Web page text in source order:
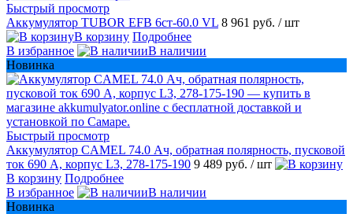
Быстрый просмотр
Аккумулятор TUBOR EFB 6ст-60.0 VL 8 961 руб. / шт
В корзину Подробнее
В избранное
В наличии
Новинка
Быстрый просмотр
Аккумулятор CAMEL 74.0 Ач, обратная полярность, пусковой
ток 690 А, корпус L3, 278-175-190 9 489 руб. / шт
В корзину Подробнее
В избранное
В наличии
Новинка